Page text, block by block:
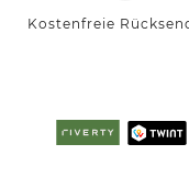
Kostenfreie